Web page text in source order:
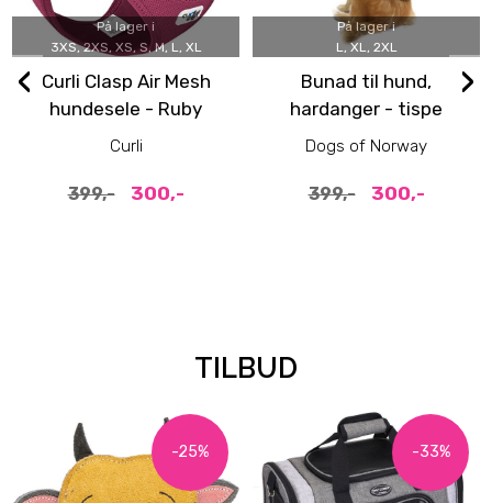
På lager i
3XS, 2XS, XS, S, M, L, XL
Curli Clasp Air Mesh
hundesele - Ruby
Curli
399,- 300,-
På lager i
L, XL, 2XL
Bunad til hund,
hardanger - tispe
Dogs of Norway
399,- 300,-
‹ ›
TILBUD
-25% -33%